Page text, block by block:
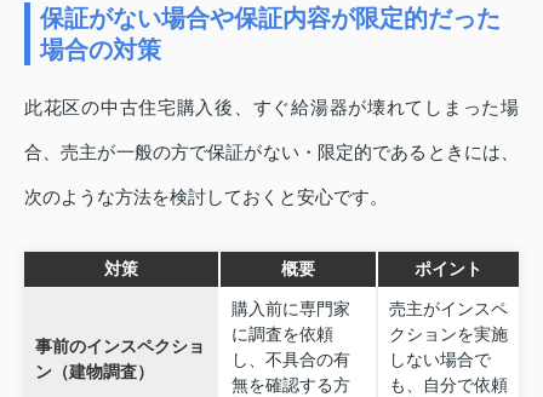
保証がない場合や保証内容が限定的だった
場合の対策
此花区の中古住宅購入後、すぐ給湯器が壊れてしまった場
合、売主が一般の方で保証がない・限定的であるときには、
次のような方法を検討しておくと安心です。
対策 概要 ポイント
事前のインスペクショ
ン（建物調査）
購入前に専門家
に調査を依頼
し、不具合の有
無を確認する方
売主がインスペ
クションを実施
しない場合で
も、自分で依頼